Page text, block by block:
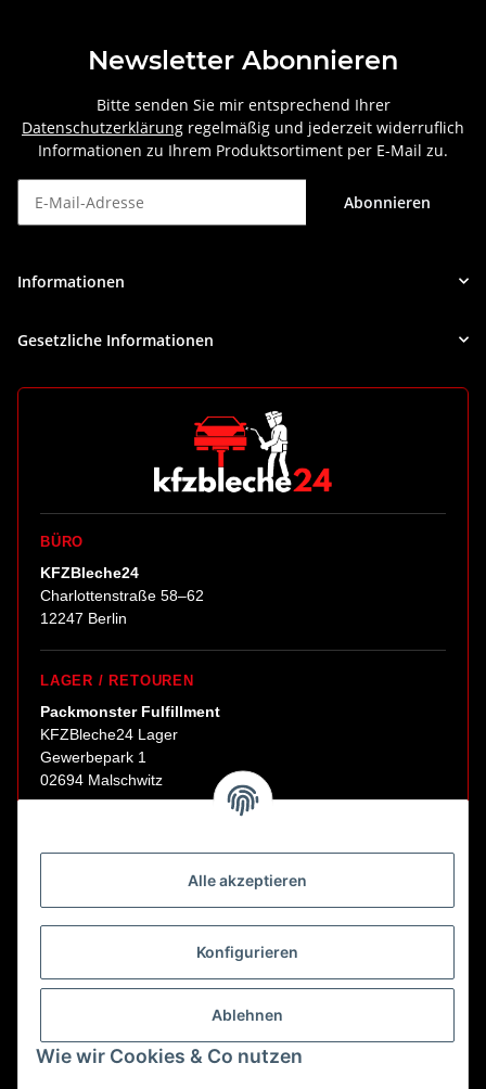
Alle akzeptieren
Konfigurieren
Ablehnen
Wie wir Cookies & Co nutzen
Newsletter Abonnieren
Bitte senden Sie mir entsprechend Ihrer
Datenschutzerklärung regelmäßig und jederzeit widerruflich
Informationen zu Ihrem Produktsortiment per E-Mail zu.
Abonnieren
Informationen
Gesetzliche Informationen
BÜRO
KFZBleche24
Charlottenstraße 58–62
12247 Berlin
LAGER / RETOUREN
Packmonster Fulfillment
KFZBleche24 Lager
Gewerbepark 1
02694 Malschwitz
Abholungen nur nach Terminvereinbarung.
E-Mail:sales@kfzbleche24.de
Vertrag widerrufen
* Alle Preise inkl. gesetzlicher USt., zzgl.Versand